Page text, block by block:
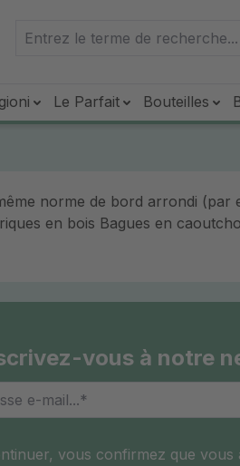
Le Parfait Bouteilles
norme de bord arrondi
en bois Bagues en
vous à notre
vous confirmez que vous